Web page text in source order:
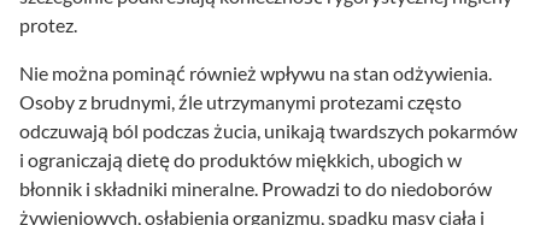
protez.
Nie można pominąć również wpływu na stan odżywienia.
Osoby z brudnymi, źle utrzymanymi protezami często
odczuwają ból podczas żucia, unikają twardszych pokarmów
i ograniczają dietę do produktów miękkich, ubogich w
błonnik i składniki mineralne. Prowadzi to do niedoborów
żywieniowych, osłabienia organizmu, spadku masy ciała i